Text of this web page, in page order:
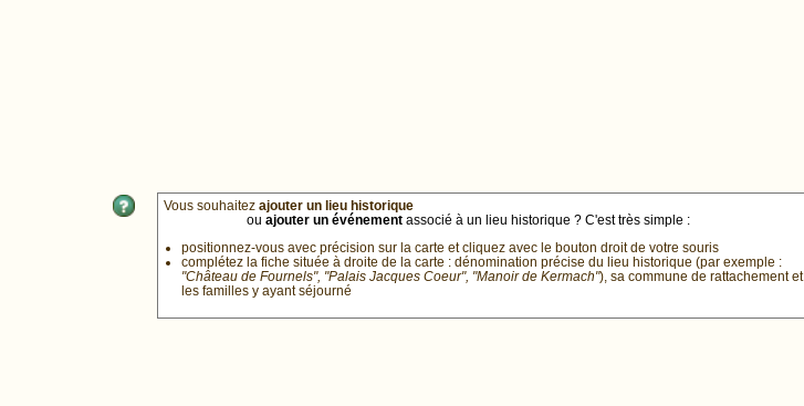
Vous souhaitez ajouter un lieu historique
ou ajouter un événement associé à un lieu historique ? C'est très simple :
positionnez-vous avec précision sur la carte et cliquez avec le bouton droit de votre souris
complétez la fiche située à droite de la carte : dénomination précise du lieu historique (par exemple :
"Château de Fournels", "Palais Jacques Coeur", "Manoir de Kermach"), sa commune de rattachement et
les familles y ayant séjourné